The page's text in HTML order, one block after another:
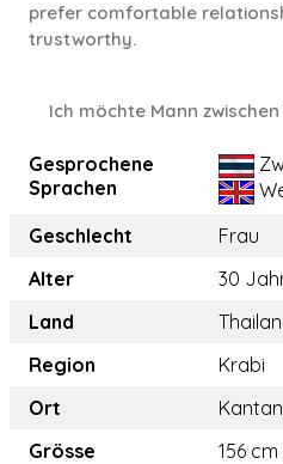
prefer comfortable
trustworthy.
Ich möchte Mann
Gesprochene
Sprachen
Geschlecht
Frau
Alter
30
Land
Region
Krabi
Ort
Grösse
156